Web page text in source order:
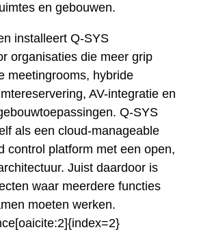
en gebouwen.
installeert Q-SYS
organisaties die meer grip
meetingrooms, hybride
AV-integratie en
Q-SYS
als een cloud-manageable
control platform met een open,
Juist daardoor is
waar meerdere functies
moeten werken.